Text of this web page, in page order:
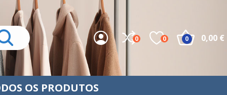
0 0 0,00 €
0
OS PRODUTOS